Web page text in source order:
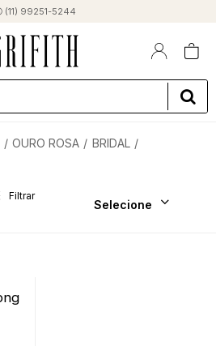
(11) 99251-5244
OURO ROSA
BRIDAL
Filtrar
Selecione